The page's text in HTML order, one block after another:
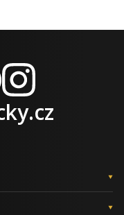
Instagram